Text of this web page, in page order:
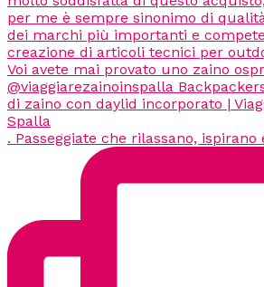
. Passeggiate che rilassano,